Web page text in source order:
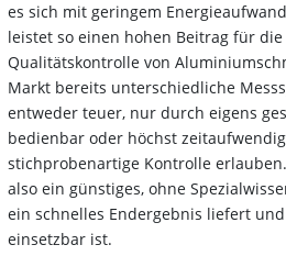
es sich mit geringem
leistet so einen hohen Beitrag für
Qualitätskontrolle von
Markt bereits unterschiedliche
entweder teuer, nur durch eigens
bedienbar oder höchst
stichprobenartige Kontrolle
also ein günstiges, ohne
ein schnelles Endergebnis liefert
einsetzbar ist.